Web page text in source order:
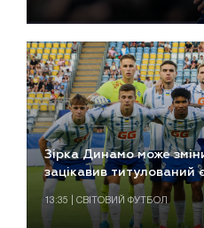
Зірка Динамо може
зацікавив титулований
13:35 | СВІТОВИЙ ФУТБОЛ